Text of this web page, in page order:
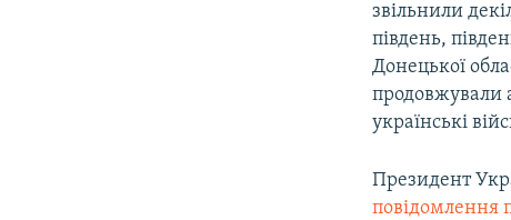
звільнили
південь,
Донецької
продовжували
українські
Президент
повідомлення